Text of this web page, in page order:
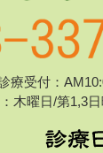
療受付：
木曜日/第1,3